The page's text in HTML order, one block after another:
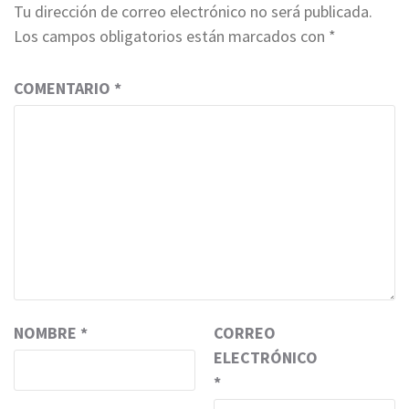
Tu dirección de correo electrónico no será publicada.
Los campos obligatorios están marcados con *
COMENTARIO *
NOMBRE *
CORREO
ELECTRÓNICO
*